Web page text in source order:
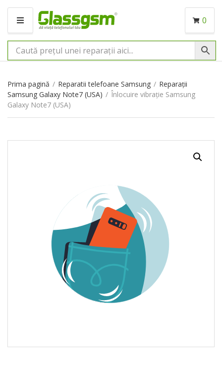
M
N
I
0
Prima pagină / Reparatii telefoane Samsung / Reparații
Samsung Galaxy Note7 (USA) / Înlocuire vibrație Samsung
Galaxy Note7 (USA)